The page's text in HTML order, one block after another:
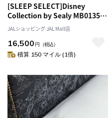
[SLEEP SELECT]Disney
Collection by Sealy MB0135
Box Sheets（ボックスシー
ツ）〔ダブル〕 ペールピンク
JALショッピング JAL Mall店
16,500 円 （税込）
積算 150 マイル (1倍)